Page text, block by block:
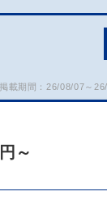
掲載期間：26/08/07～
～